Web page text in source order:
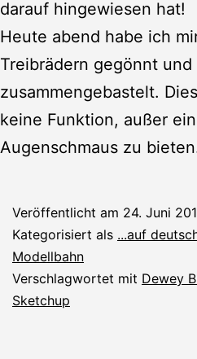
darauf hingewiesen hat!
Heute abend habe ich
Treibrädern gegönnt
zusammengebastelt.
keine Funktion, außer
Augenschmaus zu
Veröffentlicht am 24. Juni
Kategorisiert als ...auf
Modellbahn
Verschlagwortet mit Dewey
Sketchup